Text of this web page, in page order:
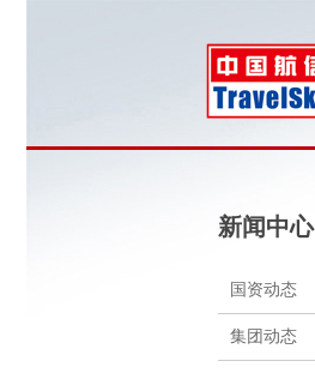
新闻中心
国资动态
集团动态